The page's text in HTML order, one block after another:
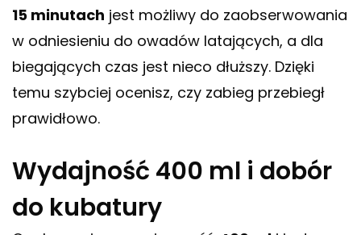
15 minutach jest możliwy do zaobserwowania
w odniesieniu do owadów latających, a dla
biegających czas jest nieco dłuższy. Dzięki
temu szybciej ocenisz, czy zabieg przebiegł
prawidłowo.
Wydajność 400 ml i dobór
do kubatury